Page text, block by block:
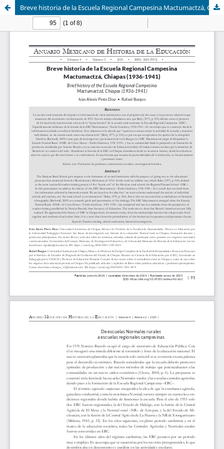
Breve historia de la Escuela Regional Campesina Mactumactzá, Chiapas (1936-1941)